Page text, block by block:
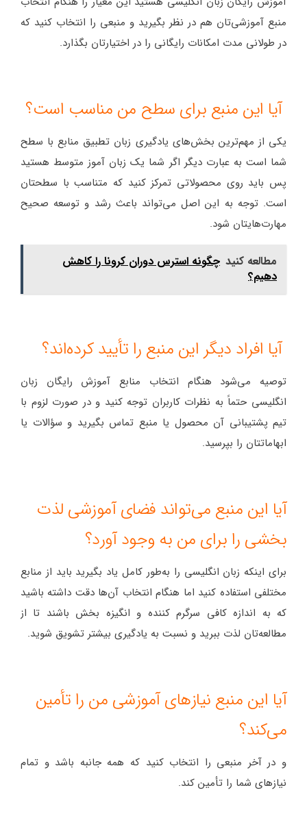
منبع آموزشی‌تان هم در نظر بگیرید و منبعی را انتخاب کنید که
در طولانی مدت امکانات رایگانی را در اختیارتان بگذارد.
آیا این منبع برای سطح من مناسب است؟
یکی از مهم‌ترین بخش‌های یادگیری زبان تطبیق منابع با سطح
شما است به عبارت دیگر اگر شما یک زبان آموز متوسط هستید
پس باید روی محصولاتی تمرکز کنید که متناسب با سطحتان
است. توجه به این اصل می‌تواند باعث رشد و توسعه صحیح
مهارت‌هایتان شود.
مطالعه کنید چگونه استرس دوران کرونا را کاهش
دهیم؟
آیا افراد دیگر این منبع را تأیید کرده‌اند؟
توصیه می‌شود هنگام انتخاب منابع آموزش رایگان زبان
انگلیسی حتماً به نظرات کاربران توجه کنید و در صورت لزوم با
تیم پشتیبانی آن محصول یا منبع تماس بگیرید و سؤالات یا
ابهاماتتان را بپرسید.
آیا این منبع می‌تواند فضای آموزشی لذت
بخشی را برای من به وجود آورد؟
برای اینکه زبان انگلیسی را به‌طور کامل یاد بگیرید باید از منابع
مختلفی استفاده کنید اما هنگام انتخاب آن‌ها دقت داشته باشید
که به اندازه کافی سرگرم کننده و انگیزه بخش باشند تا از
مطالعه‌تان لذت ببرید و نسبت به یادگیری بیشتر تشویق شوید.
آیا این منبع نیازهای آموزشی من را تأمین
می‌کند؟
و در آخر منبعی را انتخاب کنید که همه جانبه باشد و تمام
نیازهای شما را تأمین کند.